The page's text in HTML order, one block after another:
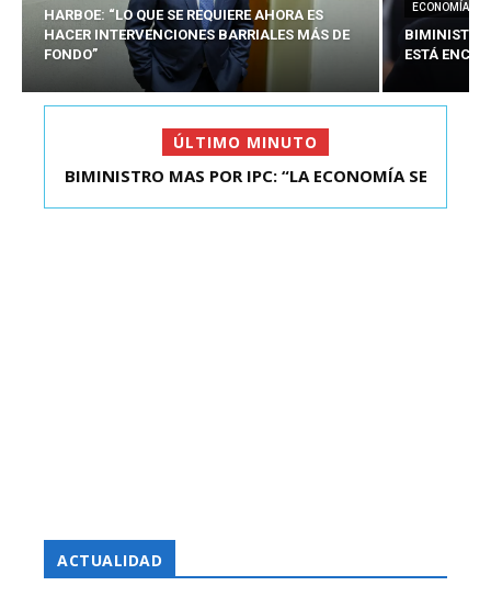
HARBOE: “LO QUE SE REQUIERE AHORA ES
HACER INTERVENCIONES BARRIALES MÁS DE
FONDO”
ECONOMÍA
BIMINISTRO
ESTÁ
ÚLTIMO MINUTO
KAST SE REUNIÓ CON EL PRESIDENTE ELECTO DE
BIMINISTRO MAS POR IPC: “LA ECONOMÍA SE
ACTUALIDAD